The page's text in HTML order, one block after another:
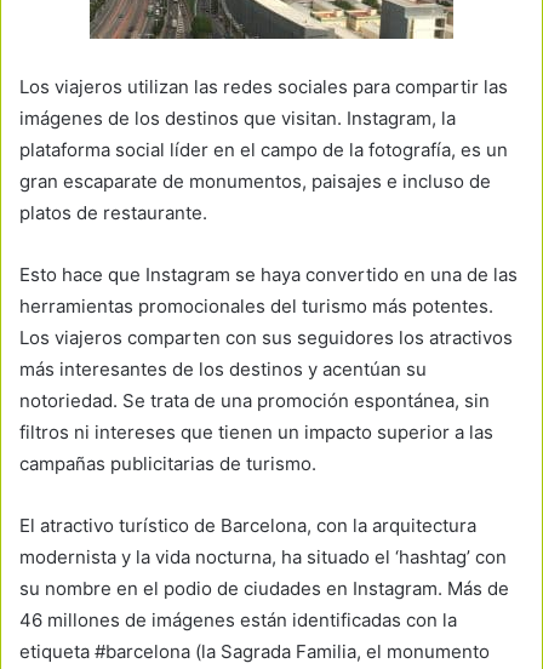
Los viajeros utilizan las redes sociales para compartir las
imágenes de los destinos que visitan. Instagram, la
plataforma social líder en el campo de la fotografía, es un
gran escaparate de monumentos, paisajes e incluso de
platos de restaurante.
Esto hace que Instagram se haya convertido en una de las
herramientas promocionales del turismo más potentes.
Los viajeros comparten con sus seguidores los atractivos
más interesantes de los destinos y acentúan su
notoriedad. Se trata de una promoción espontánea, sin
filtros ni intereses que tienen un impacto superior a las
campañas publicitarias de turismo.
El atractivo turístico de Barcelona, ​​con la arquitectura
modernista y la vida nocturna, ha situado el ‘hashtag’ con
su nombre en el podio de ciudades en Instagram. Más de
46 millones de imágenes están identificadas con la
etiqueta #barcelona (la Sagrada Familia, el monumento